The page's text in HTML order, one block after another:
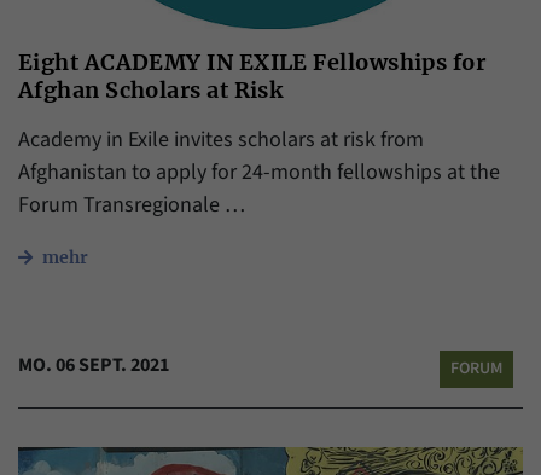
Eight ACADEMY IN EXILE Fellowships for
Afghan Scholars at Risk
Academy in Exile invites scholars at risk from
Afghanistan to apply for 24-month fellowships at the
Forum Transregionale …
mehr
MO. 06 SEPT. 2021 FORUM